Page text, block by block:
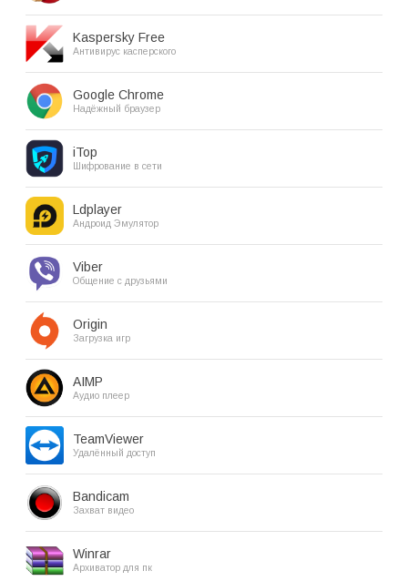
Kaspersky Free
Антивирус касперского
Google Chrome
Надёжный браузер
iTop
Шифрование в сети
Ldplayer
Андроид Эмулятор
Viber
Общение с друзьями
Origin
Загрузка игр
AIMP
Аудио плеер
TeamViewer
Удалённый доступ
Bandicam
Захват видео
Winrar
Архиватор для пк